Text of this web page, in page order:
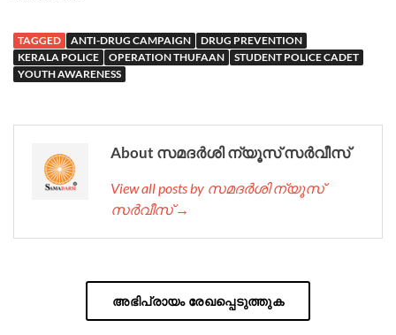
TAGGED ANTI-DRUG CAMPAIGN
DRUG PREVENTION
KERALA POLICE
OPERATION THUFAAN
STUDENT POLICE CADET
YOUTH AWARENESS
About സമദർശി ന്യൂസ് സർവീസ്
View all posts by സമദർശി ന്യൂസ്
സർവീസ് →
അഭിപ്രായം രേഖപ്പെടുത്തുക